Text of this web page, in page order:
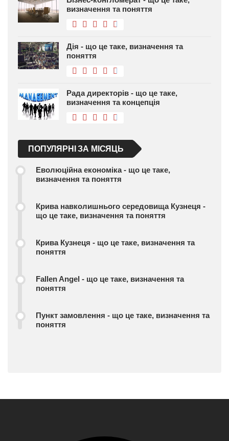
визначення та поняття
Дія - що це таке, визначення та
поняття
Рада директорів - що це таке,
визначення та концепція
ПОПУЛЯРНІ ЗА МІСЯЦЬ
Еволюційна економіка - що це таке,
визначення та поняття
Крива навколишнього середовища Кузнеця -
що це таке, визначення та поняття
Крива Кузнеця - що це таке, визначення та
поняття
Fallen Angel - що це таке, визначення та
поняття
Пункт замовлення - що це таке, визначення та
поняття